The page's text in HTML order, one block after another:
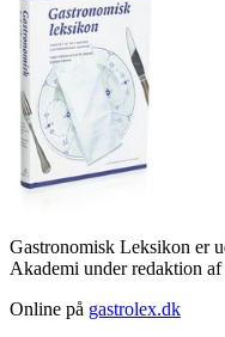
Gastronomisk Leksikon er
Akademi under redaktion
Online på gastrolex.dk